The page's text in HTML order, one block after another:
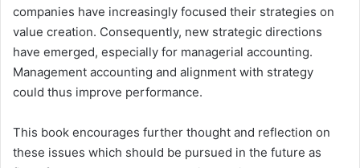
companies have increasingly focused their strategies on
value creation. Consequently, new strategic directions
have emerged, especially for managerial accounting.
Management accounting and alignment with strategy
could thus improve performance.
This book encourages further thought and reflection on
these issues which should be pursued in the future as